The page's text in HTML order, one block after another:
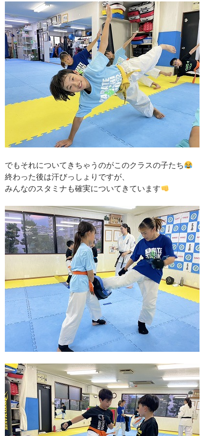
でもそれについてきちゃうのがこのクラスの子たち
終わった後は汗びっしょりですが、
みんなのスタミナも確実についてきています